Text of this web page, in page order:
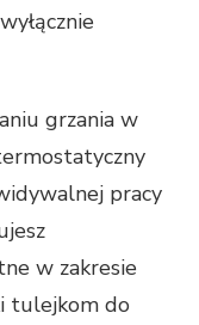
grzania w
pracy
w zakresie
tulejkom do